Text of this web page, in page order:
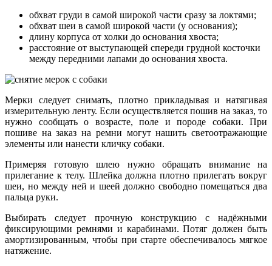
обхват груди в самой широкой части сразу за локтями;
обхват шеи в самой широкой части (у основания);
длину корпуса от холки до основания хвоста;
расстояние от выступающей спереди грудной косточки
между передними лапами до основания хвоста.
Мерки следует снимать, плотно прикладывая и натягивая
измерительную ленту. Если осуществляется пошив на заказ, то
нужно сообщать о возрасте, поле и породе собаки. При
пошиве на заказ на ремни могут нашить светоотражающие
элементы или нанести кличку собаки.
Примеряя готовую шлею нужно обращать внимание на
прилегание к телу. Шлейка должна плотно прилегать вокруг
шеи, но между ней и шеей должно свободно помещаться два
пальца руки.
Выбирать следует прочную конструкцию с надёжными
фиксирующими ремнями и карабинами. Потяг должен быть
амортизированным, чтобы при старте обеспечивалось мягкое
натяжение.